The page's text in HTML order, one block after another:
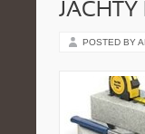
JACHTY
POSTED BY